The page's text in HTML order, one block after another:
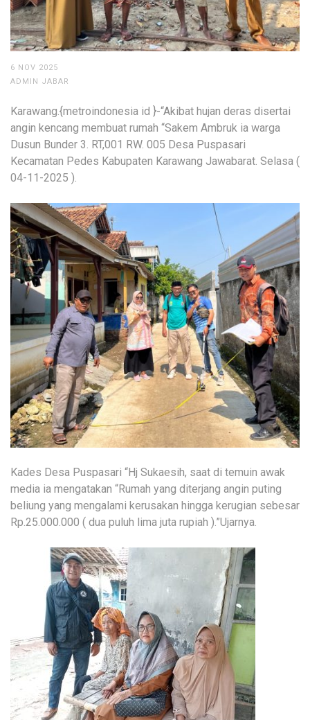
6 NOV 2025
ADMIN JABAR
Karawang.{metroindonesia id }-“Akibat hujan deras disertai
angin kencang membuat rumah “Sakem Ambruk ia warga
Dusun Bunder 3. RT,001 RW. 005 Desa Puspasari
Kecamatan Pedes Kabupaten Karawang Jawabarat. Selasa (
04-11-2025 ).
Kades Desa Puspasari “Hj Sukaesih, saat di temuin awak
media ia mengatakan “Rumah yang diterjang angin puting
beliung yang mengalami kerusakan hingga kerugian sebesar
Rp.25.000.000 ( dua puluh lima juta rupiah ).”Ujarnya.